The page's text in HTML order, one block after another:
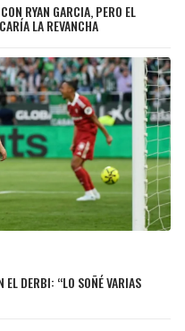
RYAN GARCIA, PERO EL
LA REVANCHA
EL DERBI: “LO SOÑÉ VARIAS